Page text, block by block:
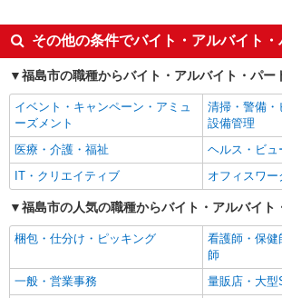
派遣社員
株式会社綜合キャリアオプション（
福島県福島市
キープ 詳
派遣社員
株式会社テクノ・サービス/お仕事No/0913725
組立作業
時給1100円交通費全額支給
福島県福島市 ＊車・バイ
日払い
社会保険あり
未経験歓迎
車通勤OK
交通費支給
社宅・寮あり
その他の条件でバイト・アルバイト
福島市の職種からバイト・アルバイト・パー
イベント・キャンペーン・アミュ
ーズメント
清掃・警備・
設備管理
医療・介護・福祉
ヘルス・ビュ
IT・クリエイティブ
オフィスワー
福島市の人気の職種からバイト・アルバイト
梱包・仕分け・ピッキング
看護師・保健
師
一般・営業事務
量販店・大型